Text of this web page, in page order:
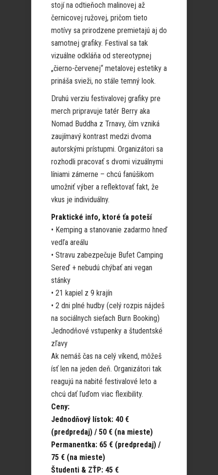
stojí na odtieňoch malinovej až
černicovej ružovej, pričom tieto
motívy sa prirodzene premietajú aj do
samotnej grafiky. Festival sa tak
vizuálne odkláňa od stereotypnej
„čierno-červenej“ metalovej estetiky a
prináša svieži, no stále temný look.
Druhú verziu festivalovej grafiky pre
merch pripravuje tatér Berry aka
Nomad Buddha z Trnavy, čím vzniká
zaujímavý kontrast medzi dvoma
autorskými prístupmi. Organizátori sa
rozhodli pracovať s dvomi vizuálnymi
líniami zámerne – chcú fanúšikom
umožniť výber a reflektovať fakt, že
vkus je individuálny.
Praktické info, ktoré ťa poteší
• Kemping a stanovanie zadarmo hneď
vedľa areálu
• Stravu zabezpečuje Bufet Camping
Sereď + nebudú chýbať ani vegan
stánky
• 21 kapiel z 9 krajín
• 2 dni plné hudby (celý rozpis nájdeš
na sociálnych sieťach Burn Booking)
Jednodňové vstupenky a študentské
zľavy
Ak nemáš čas na celý víkend, môžeš
ísť len na jeden deň. Organizátori tak
reagujú na nabité festivalové leto a
chcú dať ľuďom viac flexibility.
Ceny:
Jednodňový lístok: 40 €
(predpredaj) / 50 € (na mieste)
Permanentka: 65 € (predpredaj) /
75 € (na mieste)
Študenti & ZŤP: 45 €